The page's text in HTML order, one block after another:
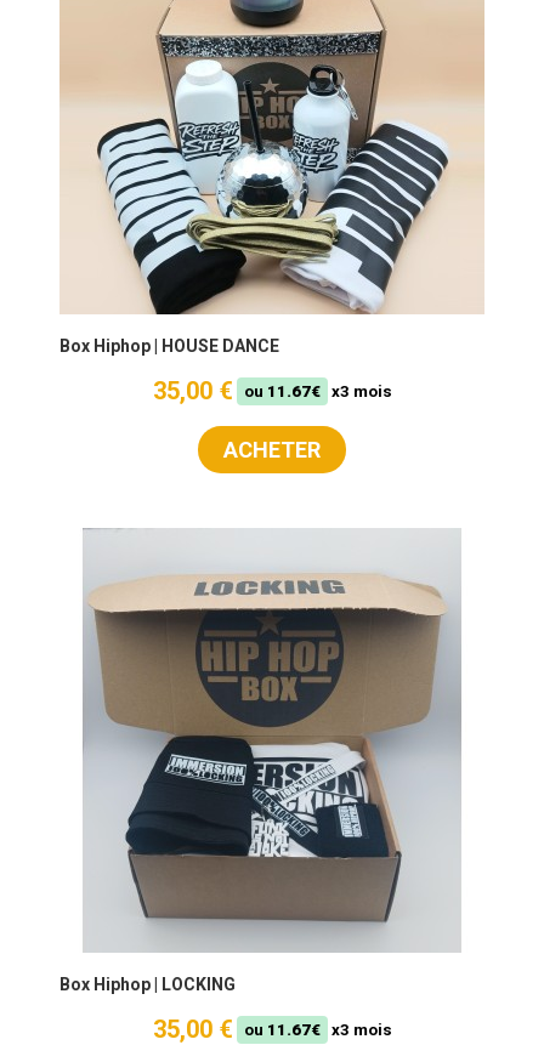
Box Hiphop | HOUSE DANCE
35,00 € ou 11.67€ x3 mois
ACHETER
Box Hiphop | LOCKING
35,00 € ou 11.67€ x3 mois